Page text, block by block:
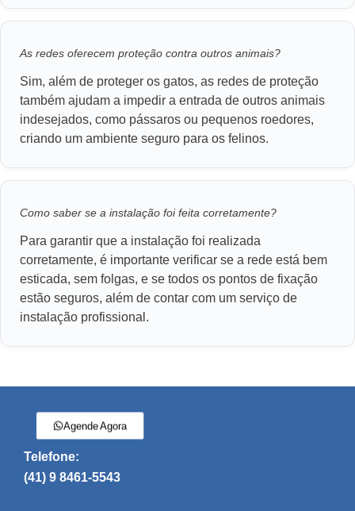
As redes oferecem proteção contra outros animais?
Sim, além de proteger os gatos, as redes de proteção
também ajudam a impedir a entrada de outros animais
indesejados, como pássaros ou pequenos roedores,
criando um ambiente seguro para os felinos.
Como saber se a instalação foi feita corretamente?
Para garantir que a instalação foi realizada
corretamente, é importante verificar se a rede está bem
esticada, sem folgas, e se todos os pontos de fixação
estão seguros, além de contar com um serviço de
instalação profissional.
Agende Agora
Telefone:
(41) 9 8461-5543